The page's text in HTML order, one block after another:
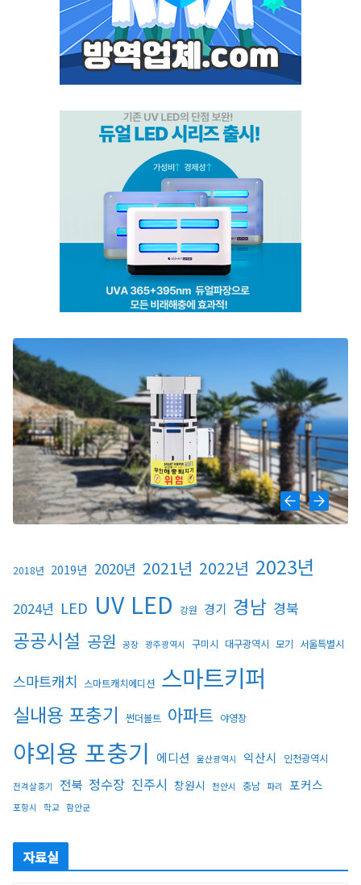
스마트키퍼 UV LED 일반형
스마트키퍼 UV LED 고급형
스마트캐치
2018년 2019년 2020년 2021년 2022년 2023년
2024년 LED UV LED 강원 경기 경남 경북
공공시설 공원 공장 광주광역시 구미시 대구광역시 모기 서울특별시
스마트캐치 스마트캐치에디션 스마트키퍼
실내용 포충기 썬더볼트 아파트 야영장
야외용 포충기 에디션 울산광역시 익산시 인천광역시
전격살충기 전북 정수장 진주시 창원시 천안시 충남 파리 포커스
포항시 학교 함안군
자료실